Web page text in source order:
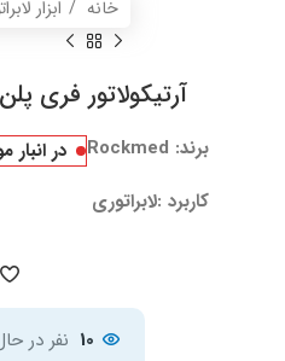
خانه ابزار
آرتیکولاتور فری
برند: Rockmed
کاربرد :لابراتوری
در
10 نفر در